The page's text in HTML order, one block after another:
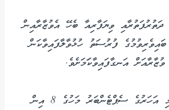
ވިޔަފާރިއާ ބެހޭ އެވުޒާރާއިން
ފުރުސަތު ހުޅުވާލާފައިވާކަން
އަނގާފައިވާކަަމަށެވެ.
ޗައިނާގެ ޒިއަމެންގައި މި އަހަރުގެ ސެޕްޓެންބަރު މަހުގެ 8 އިން